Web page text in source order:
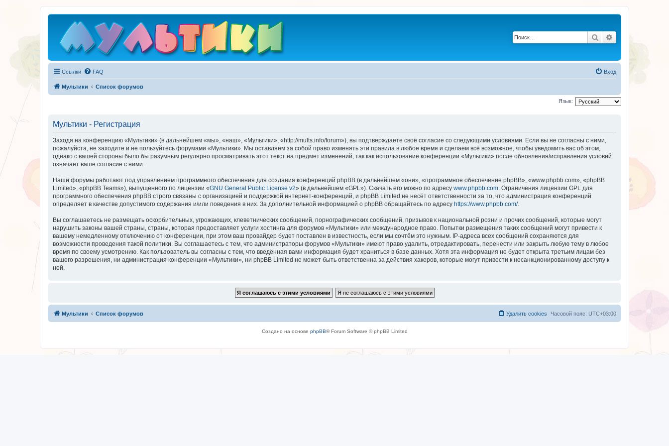
Поиск
Ссылки FAQ Вход
Мультики Список форумов
Язык:
Мультики - Регистрация
Заходя на конференцию «Мультики» (в дальнейшем «мы», «наш», «Мультики», «http://mults.info/forum»), вы подтверждаете своё согласие со следующими условиями. Если вы не согласны с ними,
пожалуйста, не заходите и не пользуйтесь форумами «Мультики». Мы оставляем за собой право изменять эти правила в любое время и сделаем всё возможное, чтобы уведомить вас об этом,
однако с вашей стороны было бы разумным регулярно просматривать этот текст на предмет изменений, так как использование конференции «Мультики» после обновления/исправления условий
означает ваше согласие с ними.
Наши форумы работают под управлением программного обеспечения для создания конференций phpBB (в дальнейшем «они», «программное обеспечение phpBB», «www.phpbb.com», «phpBB
Limited», «phpBB Teams»), выпущенного по лицензии «GNU General Public License v2» (в дальнейшем «GPL»). Скачать его можно по адресу www.phpbb.com . Ограничения лицензии GPL для
программного обеспечения phpBB строго связаны с организацией и поддержкой интернет-конференций, и phpBB Limited не несёт ответственности за то, что администрация конференций
определяет в качестве допустимого содержания и/или поведения в них. За дополнительной информацией о phpBB обращайтесь по адресу https://www.phpbb.com/.
Вы соглашаетесь не размещать оскорбительных, угрожающих, клеветнических сообщений, порнографических сообщений, призывов к национальной розни и прочих сообщений, которые могут
нарушить законы вашей страны, страны, которая предоставляет услуги хостинга для форумов «Мультики» или международное право. Попытки размещения таких сообщений могут привести к
вашему немедленному отключению от конференции, при этом ваш провайдер будет поставлен в известность, если мы сочтём это нужным. IP-адреса всех сообщений сохраняются для
возможности проведения такой политики. Вы соглашаетесь с тем, что администраторы форумов «Мультики» имеют право удалить, отредактировать, перенести или закрыть любую тему в любое
время по своему усмотрению. Как пользователь вы согласны с тем, что введённая вами информация будет храниться в базе данных. Хотя эта информация не будет открыта третьим лицам без
вашего разрешения, ни администрация конференции «Мультики», ни phpBB Limited не может быть ответственна за действия хакеров, которые могут привести к несанкционированному доступу к
ней.
Мультики Список форумов Часовой пояс: UTC+03:00
Удалить cookies
Создано на основе phpBB® Forum Software © phpBB Limited